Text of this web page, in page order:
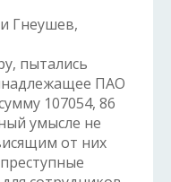
Гнеушев,
пытались
ПАО
107054, 86
умысле не
от них